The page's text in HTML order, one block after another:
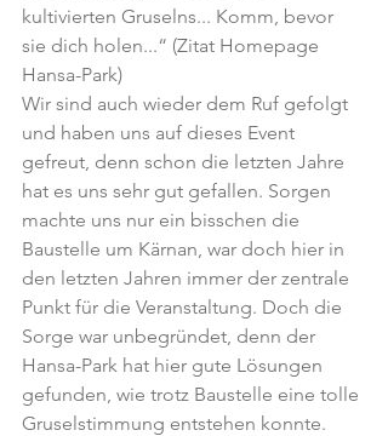
kultivierten Gruselns... Komm, bevor
sie dich holen...“ (Zitat Homepage
Hansa-Park)
Wir sind auch wieder dem Ruf gefolgt
und haben uns auf dieses Event
gefreut, denn schon die letzten Jahre
hat es uns sehr gut gefallen. Sorgen
machte uns nur ein bisschen die
Baustelle um Kärnan, war doch hier in
den letzten Jahren immer der zentrale
Punkt für die Veranstaltung. Doch die
Sorge war unbegründet, denn der
Hansa-Park hat hier gute Lösungen
gefunden, wie trotz Baustelle eine tolle
Gruselstimmung entstehen konnte.